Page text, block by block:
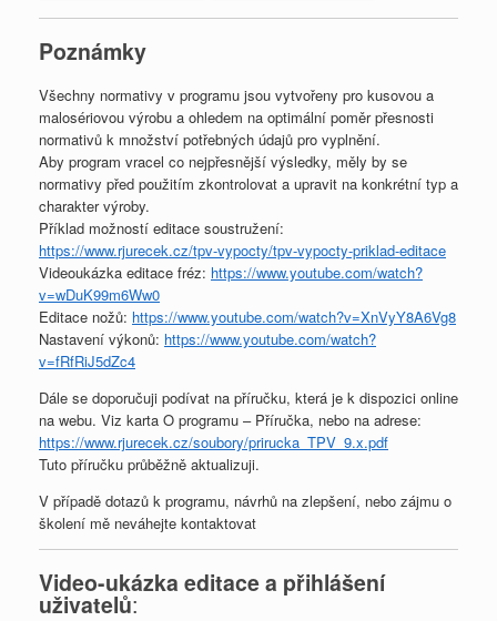
Poznámky
Všechny normativy v programu jsou vytvořeny pro kusovou a
malosériovou výrobu a ohledem na optimální poměr přesnosti
normativů k množství potřebných údajů pro vyplnění.
Aby program vracel co nejpřesnější výsledky, měly by se
normativy před použitím zkontrolovat a upravit na konkrétní typ a
charakter výroby.
Příklad možností editace soustružení:
https://www.rjurecek.cz/tpv-vypocty/tpv-vypocty-priklad-editace
Videoukázka editace fréz: https://www.youtube.com/watch?
v=wDuK99m6Ww0
Editace nožů: https://www.youtube.com/watch?v=XnVyY8A6Vg8
Nastavení výkonů: https://www.youtube.com/watch?
v=fRfRiJ5dZc4
Dále se doporučuji podívat na příručku, která je k dispozici online
na webu. Viz karta O programu – Příručka, nebo na adrese:
https://www.rjurecek.cz/soubory/prirucka_TPV_9.x.pdf
Tuto příručku průběžně aktualizuji.
V případě dotazů k programu, návrhů na zlepšení, nebo zájmu o
školení mě neváhejte kontaktovat
Video-ukázka editace a přihlášení
uživatelů: